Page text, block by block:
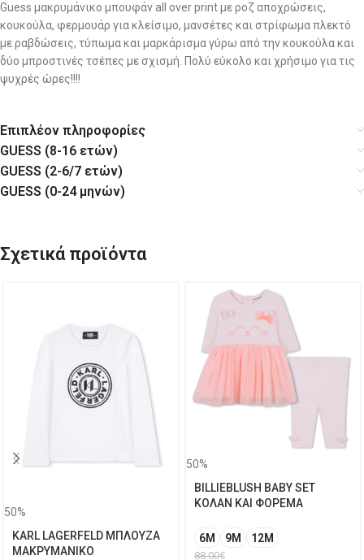
Guess μακρυμάνικο μπουφάν all over print με ροζ αποχρώσεις,
κουκούλα, φερμουάρ για κλείσιμο, μανσέτες και στρίφωμα πλεκτό
με ραβδώσεις, τύπωμα και μαρκάρισμα γύρω από την κουκούλα και
δύο μπροστινές τσέπες με σχισμή. Πολύ εύκολο και χρήσιμο για τις
ψυχρές ώρες!!!!
Επιπλέον πληροφορίες
GUESS (8-16 ετών)
GUESS (2-6/7 ετών)
GUESS (0-24 μηνών)
Σχετικά προϊόντα
50%
KARL LAGERFELD ΜΠΛΟΥΖΑ
ΜΑΚΡΥΜΑΝΙΚΟ
50%
BILLIEBLUSH BABY SET
ΚΟΛΑΝ ΚΑΙ ΦΟΡΕΜΑ
6M 9M 12Μ
88.00€